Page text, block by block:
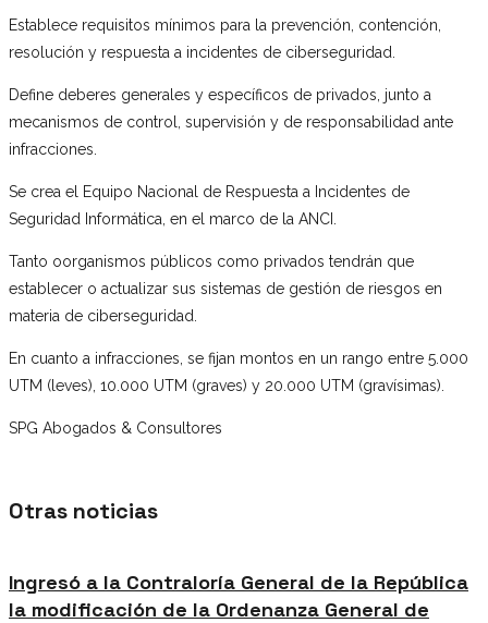
Establece requisitos mínimos para la prevención, contención,
resolución y respuesta a incidentes de ciberseguridad.
Define deberes generales y específicos de privados, junto a
mecanismos de control, supervisión y de responsabilidad ante
infracciones.
Se crea el Equipo Nacional de Respuesta a Incidentes de
Seguridad Informática, en el marco de la ANCI.
Tanto oorganismos públicos como privados tendrán que
establecer o actualizar sus sistemas de gestión de riesgos en
materia de ciberseguridad.
En cuanto a infracciones, se fijan montos en un rango entre 5.000
UTM (leves), 10.000 UTM (graves) y 20.000 UTM (gravísimas).
SPG Abogados & Consultores
Otras noticias
Ingresó a la Contraloría General de la República
la modificación de la Ordenanza General de